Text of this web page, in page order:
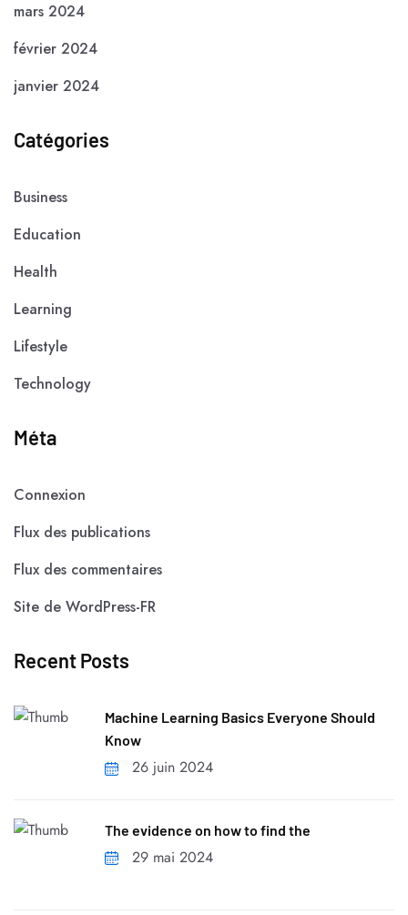
mars 2024
février 2024
janvier 2024
Catégories
Business
Education
Health
Learning
Lifestyle
Technology
Méta
Connexion
Flux des publications
Flux des commentaires
Site de WordPress-FR
Recent Posts
Machine Learning Basics Everyone Should
Know
26 juin 2024
The evidence on how to find the
29 mai 2024